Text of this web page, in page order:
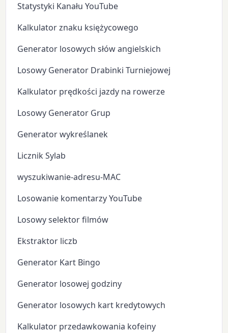
Statystyki Kanału YouTube
Kalkulator znaku księżycowego
Generator losowych słów angielskich
Losowy Generator Drabinki Turniejowej
Kalkulator prędkości jazdy na rowerze
Losowy Generator Grup
Generator wykreślanek
Licznik Sylab
wyszukiwanie-adresu-MAC
Losowanie komentarzy YouTube
Losowy selektor filmów
Ekstraktor liczb
Generator Kart Bingo
Generator losowej godziny
Generator losowych kart kredytowych
Kalkulator przedawkowania kofeiny